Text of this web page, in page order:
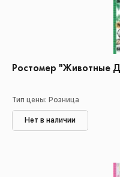
Ростомер "Животные
Тип цены: Розница
Нет в наличии